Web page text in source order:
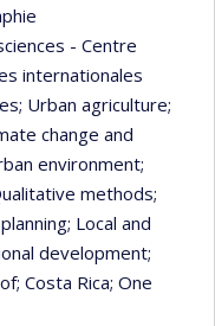
- Centre
internationales
; Urban agriculture;
change and
environment;
methods;
; Local and
development;
; Costa Rica; One